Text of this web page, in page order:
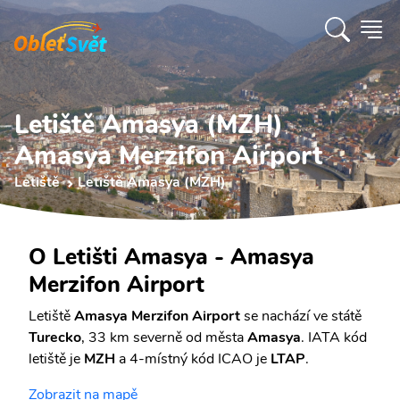
Letiště Amasya (MZH)
Amasya Merzifon Airport
Letiště Letiště Amasya (MZH)
O Letišti Amasya - Amasya
Merzifon Airport
LetištěAmasya Merzifon Airportse nachází ve státě
Turecko, 33 km severně od městaAmasya. IATA kód
letiště je MZH a 4-místný kód ICAO je LTAP.
Zobrazit na mapě